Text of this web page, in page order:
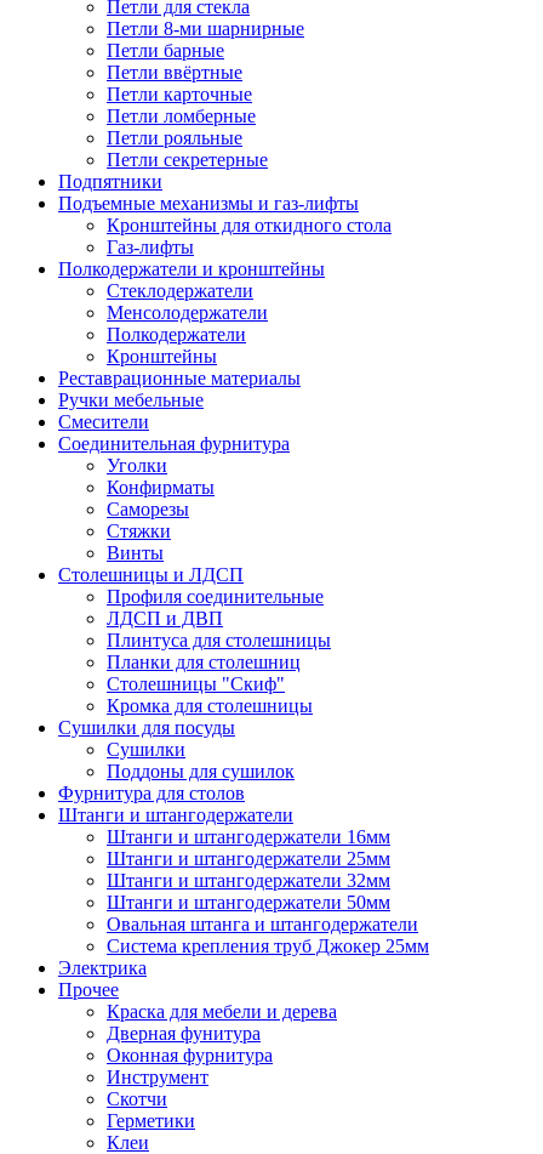
Петли для стекла
Петли 8-ми шарнирные
Петли барные
Петли ввёртные
Петли карточные
Петли ломберные
Петли рояльные
Петли секретерные
Подпятники
Подъемные механизмы и газ-лифты
Кронштейны для откидного стола
Газ-лифты
Полкодержатели и кронштейны
Стеклодержатели
Менсолодержатели
Полкодержатели
Кронштейны
Реставрационные материалы
Ручки мебельные
Смесители
Соединительная фурнитура
Уголки
Конфирматы
Саморезы
Стяжки
Винты
Столешницы и ЛДСП
Профиля соединительные
ЛДСП и ДВП
Плинтуса для столешницы
Планки для столешниц
Столешницы "Скиф"
Кромка для столешницы
Сушилки для посуды
Сушилки
Поддоны для сушилок
Фурнитура для столов
Штанги и штангодержатели
Штанги и штангодержатели 16мм
Штанги и штангодержатели 25мм
Штанги и штангодержатели 32мм
Штанги и штангодержатели 50мм
Овальная штанга и штангодержатели
Система крепления труб Джокер 25мм
Электрика
Прочее
Краска для мебели и дерева
Дверная фунитура
Оконная фурнитура
Инструмент
Скотчи
Герметики
Клеи